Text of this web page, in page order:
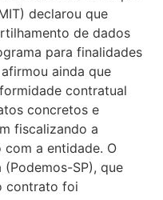
declarou que
de dados
para finalidades
ainda que
contratual
concretos e
fiscalizando a
a entidade. O
SP), que
contrato foi